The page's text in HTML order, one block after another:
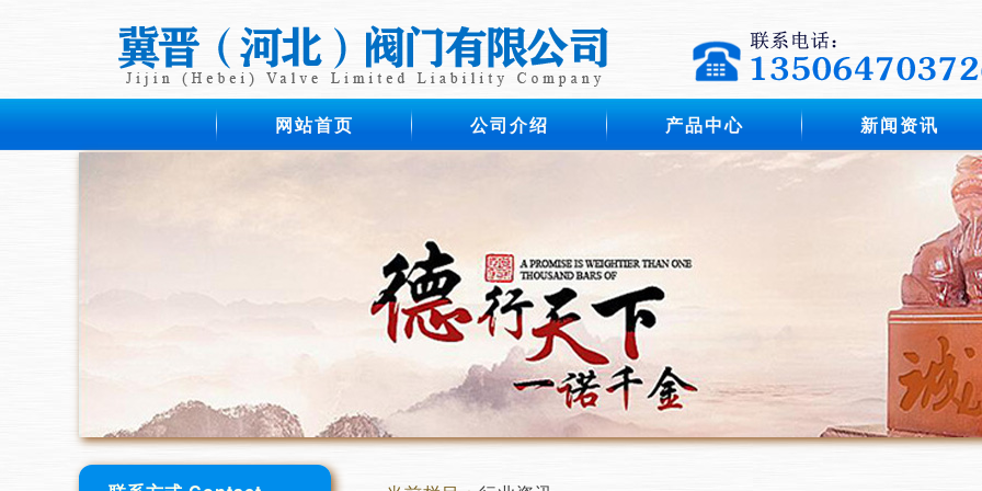
网站首页 公司介绍 产品中心 新闻资讯